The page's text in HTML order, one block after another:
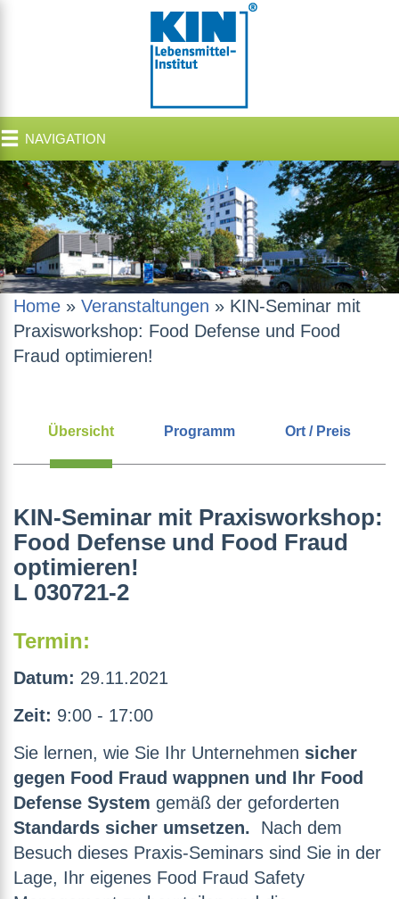
NAVIGATION
Home » Veranstaltungen » KIN-Seminar mit
Praxisworkshop: Food Defense und Food
Fraud optimieren!
Übersicht Programm Ort / Preis
KIN-Seminar mit Praxisworkshop:
Food Defense und Food Fraud
optimieren!
L 030721-2
Termin:
Datum: 29.11.2021
Zeit: 9:00 - 17:00
Sie lernen, wie Sie Ihr Unternehmen sicher
gegen Food Fraud wappnen und Ihr Food
Defense System gemäß der geforderten
Standards sicher umsetzen. Nach dem
Besuch dieses Praxis-Seminars sind Sie in der
Lage, Ihr eigenes Food Fraud Safety